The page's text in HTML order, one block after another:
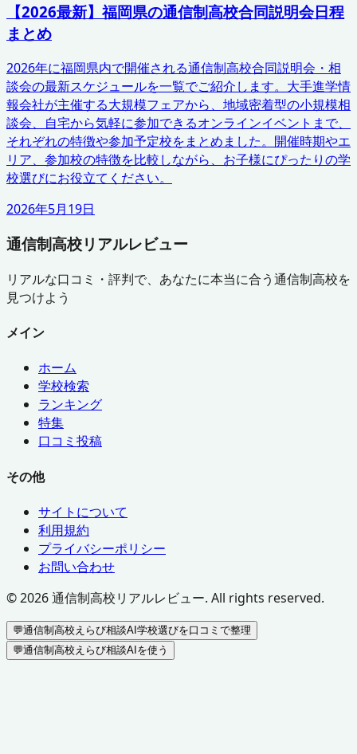
【2026最新】福岡県の通信制高校合同説明会日程
まとめ
2026年に福岡県内で開催される通信制高校合同説明会・相
談会の最新スケジュールを一覧でご紹介します。大手進学情
報会社が主催する大規模フェアから、地域密着型の小規模相
談会、自宅から気軽に参加できるオンラインイベントまで、
それぞれの特徴や参加予定校をまとめました。開催時期やエ
リア、参加校の特徴を比較しながら、お子様にぴったりの学
校選びにお役立てください。
2026年5月19日
通信制高校リアルレビュー
リアルな口コミ・評判で、あなたに本当に合う通信制高校を
見つけよう
メイン
ホーム
学校検索
ランキング
特集
口コミ投稿
その他
サイトについて
利用規約
プライバシーポリシー
お問い合わせ
©2026通信制高校リアルレビュー. All rights reserved.
💬通信制高校えらび相談AI 学校選びを口コミで整理
💬通信制高校えらび相談AIを使う